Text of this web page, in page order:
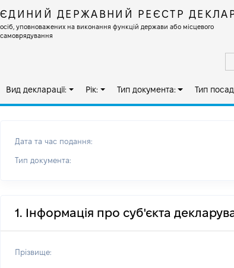
ЄДИНИЙ ДЕРЖАВНИЙ РЕЄСТР
осіб, уповноважених на виконання функцій держави або місцевого
самоврядування
Вид декларації: Рік: Тип документа: Тип
Дата та час подання:
Тип документа:
1. Інформація про суб'єкта
Прізвище: